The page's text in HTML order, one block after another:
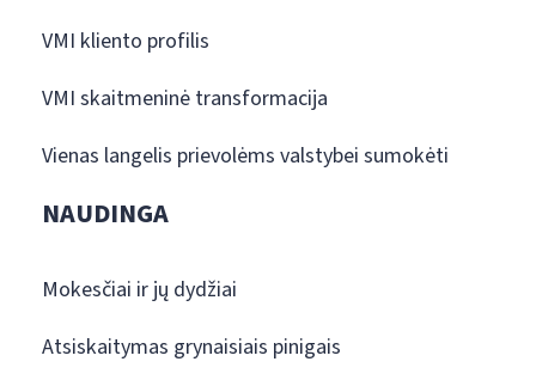
VMI kliento profilis
VMI skaitmeninė transformacija
Vienas langelis prievolėms valstybei sumokėti
NAUDINGA
Mokesčiai ir jų dydžiai
Atsiskaitymas grynaisiais pinigais